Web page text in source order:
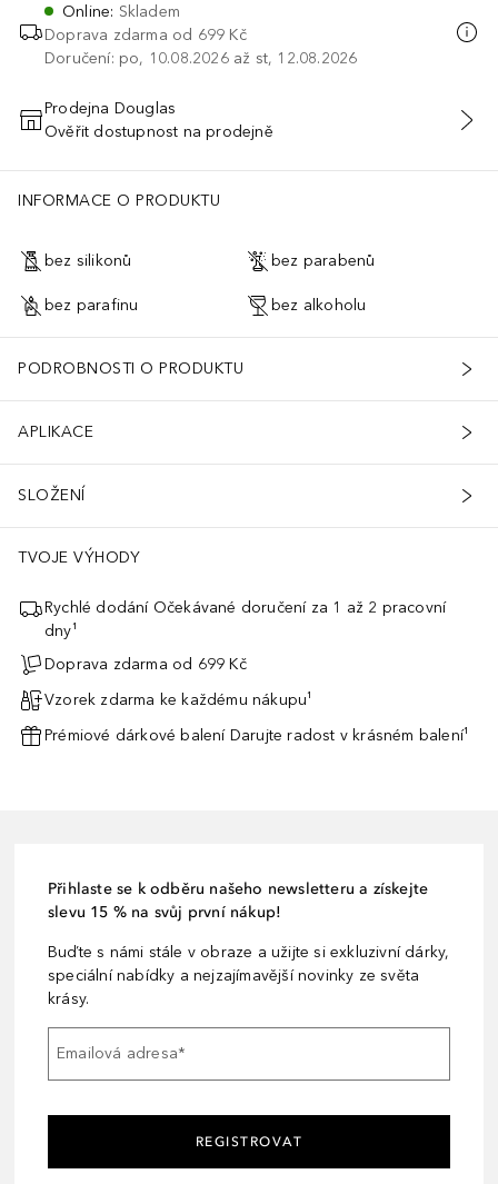
Online: Skladem
Doprava zdarma od 699 Kč
Doručení: po, 10.08.2026 až st, 12.08.2026
PŘIDAT DO KOŠÍKU
Prodejna Douglas
Ověřit dostupnost na prodejně
INFORMACE O PRODUKTU
bez silikonů bez parabenů
bez parafinu bez alkoholu
PODROBNOSTI O PRODUKTU
APLIKACE
SLOŽENÍ
TVOJE VÝHODY
Rychlé dodání Očekávané doručení za 1 až 2 pracovní
dny¹
Doprava zdarma od 699 Kč
Vzorek zdarma ke každému nákupu¹
Prémiové dárkové balení Darujte radost v krásném balení¹
Přihlaste se k odběru našeho newsletteru a získejte
slevu 15 % na svůj první nákup!
Buďte s námi stále v obraze a užijte si exkluzivní dárky,
speciální nabídky a nejzajímavější novinky ze světa
krásy.
Emailová adresa*
REGISTROVAT